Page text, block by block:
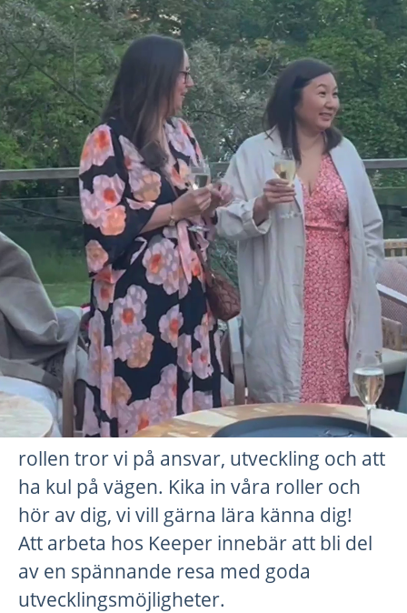
Välkommen till
Keeper!
Vi är ett innovativt tillväxtbolag inom
redovisning, lön och rådgivning med bas i
Vasastan och kunder över hela Sverige.
Vi hjälper medelstora och stora företag
genom smarta lösningar och branschens
vassaste konsulter.
Vi växer och letar efter fler som vill vara
med på resan. Hos oss får du både
tryggheten i ett starkt team och friheten
att påverka din vardag, kundrelationer
och hur vi jobbar framåt. Oavsett om du
är senior eller fortfarande växer in i
rollen tror vi på ansvar, utveckling och att
ha kul på vägen. Kika in våra roller och
hör av dig, vi vill gärna lära känna dig!
Att arbeta hos Keeper innebär att bli del
av en spännande resa med goda
utvecklingsmöjligheter.